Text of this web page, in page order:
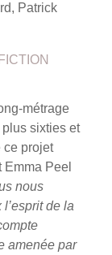
Patrick
métrage
sixties et
ce projet
Peel
nous
de la
amenée par